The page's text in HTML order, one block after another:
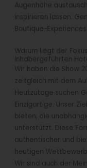
Augenhöhe
inspirieren lassen.
Boutique-Experiences.
Warum liegt der
inhabergeführten
Wir haben die Show
zeitgleich mit dem
Heutzutage suchen
Einzigartige. Unser
bieten, die
unterstützt. Diese
authentischer und
heutigen
Wir sind auch der